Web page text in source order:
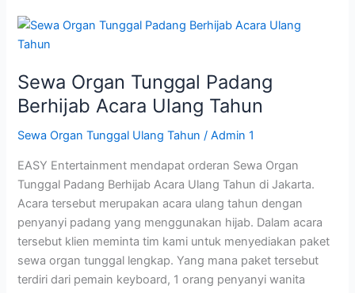
Sewa Organ Tunggal Padang
Berhijab Acara Ulang Tahun
Sewa Organ Tunggal Ulang Tahun /Admin 1
EASY Entertainment mendapat orderan Sewa Organ
Tunggal Padang Berhijab Acara Ulang Tahun di Jakarta.
Acara tersebut merupakan acara ulang tahun dengan
penyanyi padang yang menggunakan hijab. Dalam acara
tersebut klien meminta tim kami untuk menyediakan paket
sewa organ tunggal lengkap. Yang mana paket tersebut
terdiri dari pemain keyboard, 1 orang penyanyi wanita
Sewa
Organ
Padang
Berhijab
Ulang